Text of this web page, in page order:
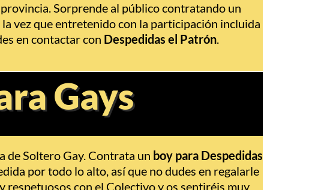
Sorprende al público contratando un
vez que entretenido con la participación incluida
en contactar con Despedidas el Patrón.
Gays
de Soltero Gay. Contrata un boy para Despedidas
por todo lo alto, así que no dudes en regalarle
respetuosos con el Colectivo y os sentiréis muy